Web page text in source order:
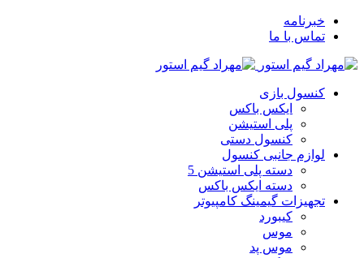
خبرنامه
تماس با ما
کنسول بازی
ایکس باکس
پلی استیشن
کنسول دستی
لوازم جانبی کنسول
دسته پلی استیشن 5
دسته ایکس باکس
تجهیزات گیمینگ کامپیوتر
کیبورد
موس
موس پد